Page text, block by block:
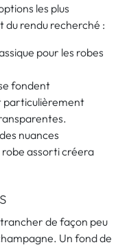
les plus
rendu recherché :
pour les robes
fondent
particulièrement
nuances
robe assorti créera
de façon peu
Un fond de